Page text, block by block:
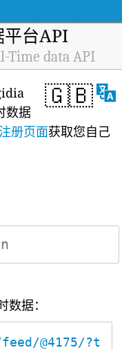
平台API
Time data API
🇬🇧
数据
册页面获取您自己
据：
@4175/?t